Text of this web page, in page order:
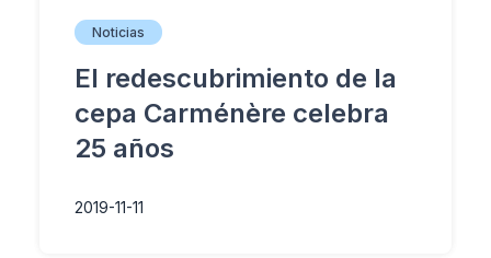
Noticias
El redescubrimiento de la
cepa Carménère celebra
25 años
2019-11-11